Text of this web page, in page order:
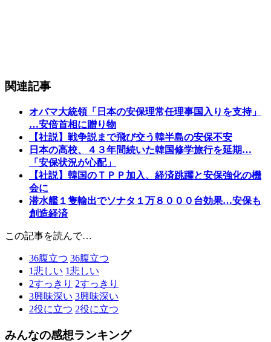
関連記事
オバマ大統領「日本の安保理常任理事国入りを支持」
…安倍首相に贈り物
【社説】戦争説まで飛び交う韓半島の安保不安
日本の高校、４３年間続いた韓国修学旅行を延期…
「安保状況が心配」
【社説】韓国のＴＰＰ加入、経済跳躍と安保強化の機
会に
潜水艦１隻輸出でソナタ１万８０００台効果…安保も
創造経済
この記事を読んで…
36腹立つ 36腹立つ
1悲しい 1悲しい
2すっきり 2すっきり
3興味深い 3興味深い
2役に立つ 2役に立つ
みんなの感想ランキング